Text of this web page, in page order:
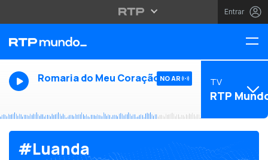
Entrar
Romaria do Meu Coração NO AR TV
RTP
#Luanda